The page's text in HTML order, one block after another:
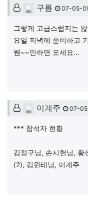
구름님
구름 07-05-
그렇게 고급스럽지는
요일 저녁에 준비하고
웬~~만하면 오세요...
이계주
이계주 07-
*** 참석자 현황
김정구님, 손시헌님, 황
(2), 김원태님, 이계주